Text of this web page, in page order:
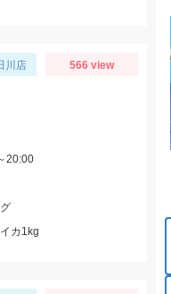
川店 566 view
20:00
カ1kg